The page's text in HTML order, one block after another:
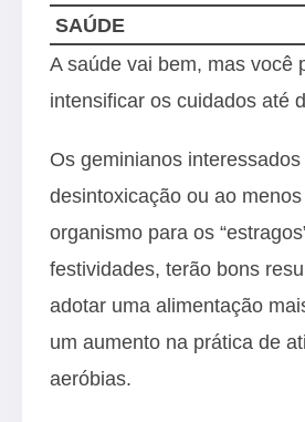
SAÚDE
A saúde vai bem, mas você
intensificar os cuidados até
Os geminianos
desintoxicação ou ao
organismo para os
festividades, terão bons
adotar uma alimentação
um aumento na prática de
aeróbias.